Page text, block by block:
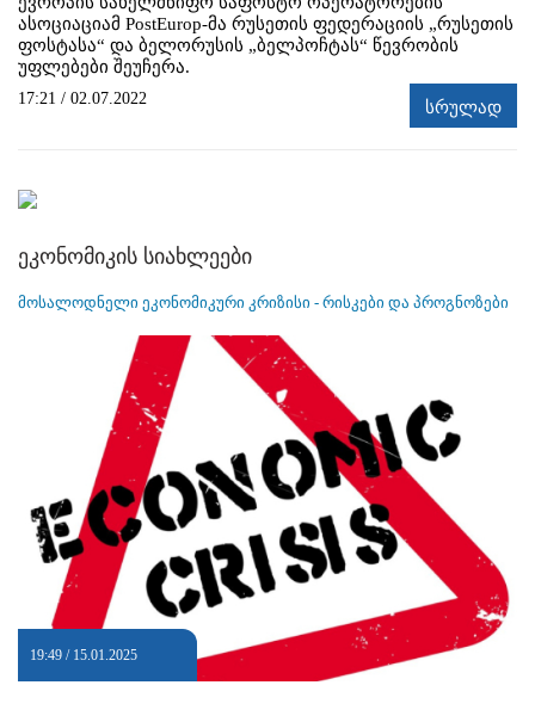
ასოციაციამ PostEurop-მა რუსეთის ფედერაციის „რუსეთის
ფოსტასა“ და ბელორუსის „ბელპოჩტას“ წევრობის
უფლებები შეუჩერა.
17:21 / 02.07.2022 სრულად
ეკონომიკის სიახლეები
მოსალოდნელი ეკონომიკური კრიზისი - რისკები და პროგნოზები
19:49 / 15.01.2025